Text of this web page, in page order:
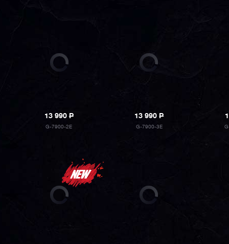
13 990P
G-7900-2E
13 990P
G-7900-3E